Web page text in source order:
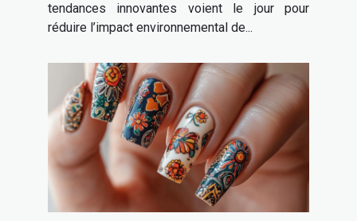
tendances innovantes voient le jour pour
réduire l’impact environnemental de...